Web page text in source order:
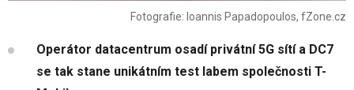
Fotografie: Ioannis Papadopoulos, fZone.cz
Operátor datacentrum osadí privátní 5G sítí a DC7
se tak stane unikátním test labem společnosti T-